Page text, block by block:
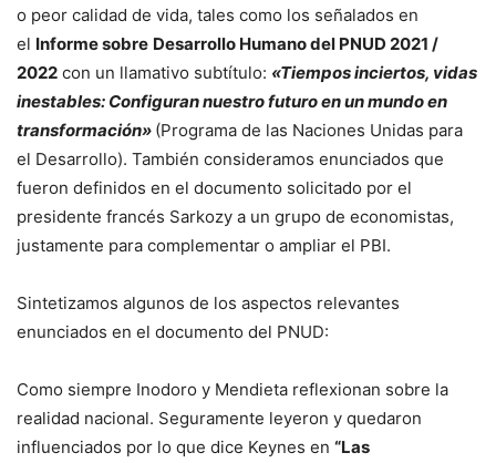
o peor calidad de vida, tales como los señalados en
el Informe sobre Desarrollo Humano del PNUD 2021 /
2022 con un llamativo subtítulo: «Tiempos inciertos, vidas
inestables: Configuran nuestro futuro en un mundo en
transformación» (Programa de las Naciones Unidas para
el Desarrollo). También consideramos enunciados que
fueron definidos en el documento solicitado por el
presidente francés Sarkozy a un grupo de economistas,
justamente para complementar o ampliar el PBI.
Sintetizamos algunos de los aspectos relevantes
enunciados en el documento del PNUD:
Como siempre Inodoro y Mendieta reflexionan sobre la
realidad nacional. Seguramente leyeron y quedaron
influenciados por lo que dice Keynes en “Las